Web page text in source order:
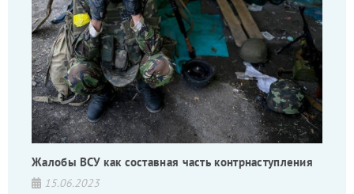
Жалобы ВСУ как составная часть контрнаступления
15.06.2023